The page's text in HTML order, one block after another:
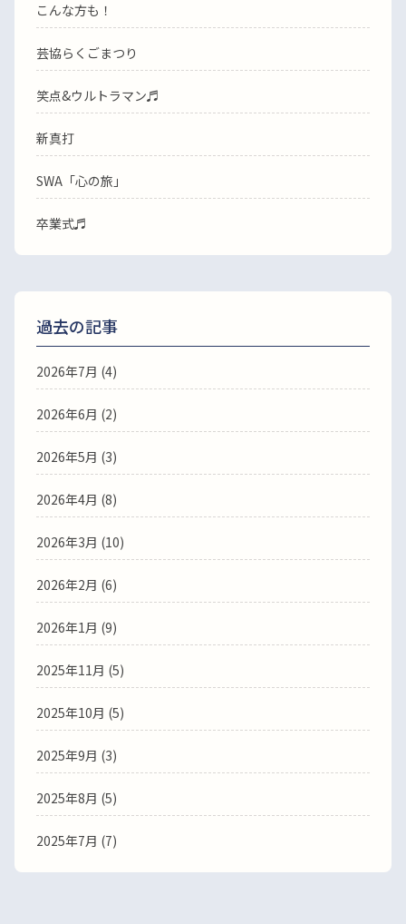
こんな方も！
芸協らくごまつり
笑点&ウルトラマン♬
新真打
SWA「心の旅」
卒業式♬
過去の記事
2026年7月 (4)
2026年6月 (2)
2026年5月 (3)
2026年4月 (8)
2026年3月 (10)
2026年2月 (6)
2026年1月 (9)
2025年11月 (5)
2025年10月 (5)
2025年9月 (3)
2025年8月 (5)
2025年7月 (7)